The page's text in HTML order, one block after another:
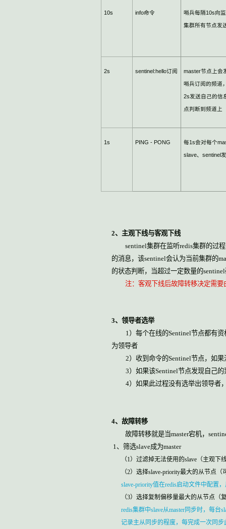
10s info命令 哨兵每隔10s向
集群所有节点发
2s sentinel:hello订阅 master节点上会
哨兵订阅的频道
2s发送自己的信
点判断到频道上
1s PING - PONG 每1s会对每个
slave、 sentinel
2、主观下线与客观下线
sentinel集群在监听redis集群的过
的消息，该sentinel会认为当前集群的
的状态判断，当超过一定数量的sentinel
注：客观下线后故障转移决定需要
3、领导者选举
1）每个在线的Sentinel节点都有资
为领导者
2）收到命令的Sentinel节点，如果
3）如果该Sentinel节点发现自己
4）如果此过程没有选举出领导者
4、故障转移
故障转移就是当master宕机，
1、筛选slave成为master
（1）过滤掉无法使用的slave（主观下
（2）选择slave-priority最大的从节点（
slave-priority值在redis启动文件中配置
（3）选择复制偏移量最大的从节点（
redis集群中slave从master同步时，每台
记录主从同步的程度，每完成一次同